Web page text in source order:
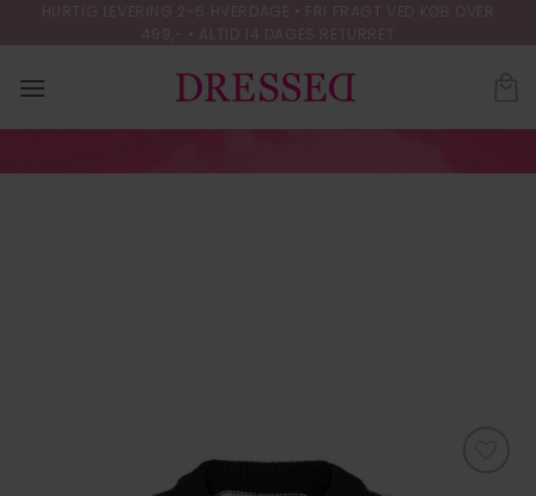
to
content
HURTIG LEVERING 2-5 HVERDAGE • FRI FRAGT VED KØB OVER
499,- • ALTID 14 DAGES RETURRET